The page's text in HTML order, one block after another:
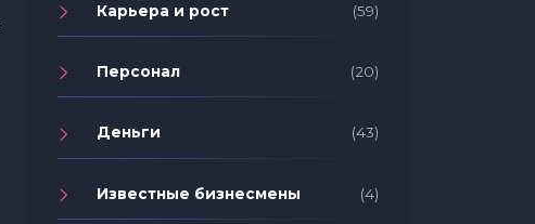
Карьера и рост (59)
Персонал (20)
Деньги (43)
Известные бизнесмены (4)